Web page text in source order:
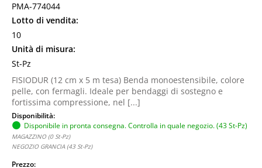
PMA-774044
Lotto di vendita:
10
Unità di misura:
St-Pz
FISIODUR (12 cm x 5 m tesa) Benda monoestensibile, colore
pelle, con fermagli. Ideale per bendaggi di sostegno e
fortissima compressione, nel [...]
Disponibilità:
Disponibile in pronta consegna. Controlla in quale negozio. (43 St-Pz)
MAGAZZINO (0 St-Pz)
NEGOZIO GRANCIA (43 St-Pz)
Prezzo: